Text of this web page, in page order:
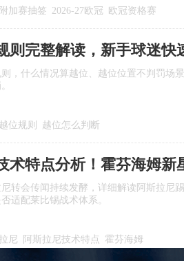
加赛抽签 2026‑27欧冠 欧冠资格赛
则完整解读，新手球迷快
，什么情况算越位、越位位置不判罚场
位规则
越位怎么判断
越位
转会传闻持续发酵，详细解读阿斯拉尼
适配莱比锡战术体系。
尼 阿斯拉尼技术特点
霍芬海姆